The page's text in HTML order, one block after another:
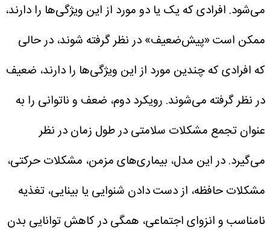
می‌شود. افرادی که یک یا دو مورد از این ویژگی‌ها را دارند،
ممکن است «پیش‌ضعیف» در نظر گرفته شوند، در حالی
که افرادی که چندین مورد از این ویژگی‌ها را دارند، ضعیف
در نظر گرفته می‌شوند. رویکرد دوم، ضعف و ناتوانی را به
عنوان تجمع مشکلات سلامتی در طول زمان در نظر
می‌گیرد. در این مدل، بیماری‌های مزمن، مشکلات حرکتی،
مشکلات حافظه، از دست دادن شنوایی یا بینایی، تغذیه
نامناسب و انزوای اجتماعی، همگی در کاهش توانایی بدن